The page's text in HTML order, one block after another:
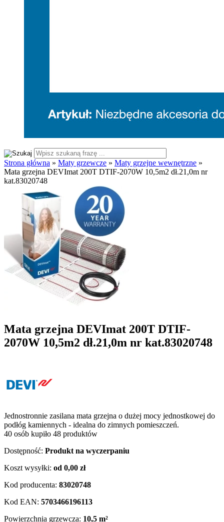
Strona główna » Maty grzewcze » Maty grzejne wewnętrzne »
Mata grzejna DEVImat 200T DTIF-2070W 10,5m2 dł.21,0m nr
kat.83020748
Mata grzejna DEVImat 200T DTIF-
2070W 10,5m2 dł.21,0m nr kat.83020748
Jednostronnie zasilana mata grzejna o dużej mocy jednostkowej do
podłóg kamiennych - idealna do zimnych pomieszczeń.
40 osób kupiło 48 produktów
Dostępność: Produkt na wyczerpaniu
Koszt wysyłki: od 0,00 zł
Kod producenta: 83020748
Kod EAN: 5703466196113
Powierzchnia grzewcza: 10,5 m²